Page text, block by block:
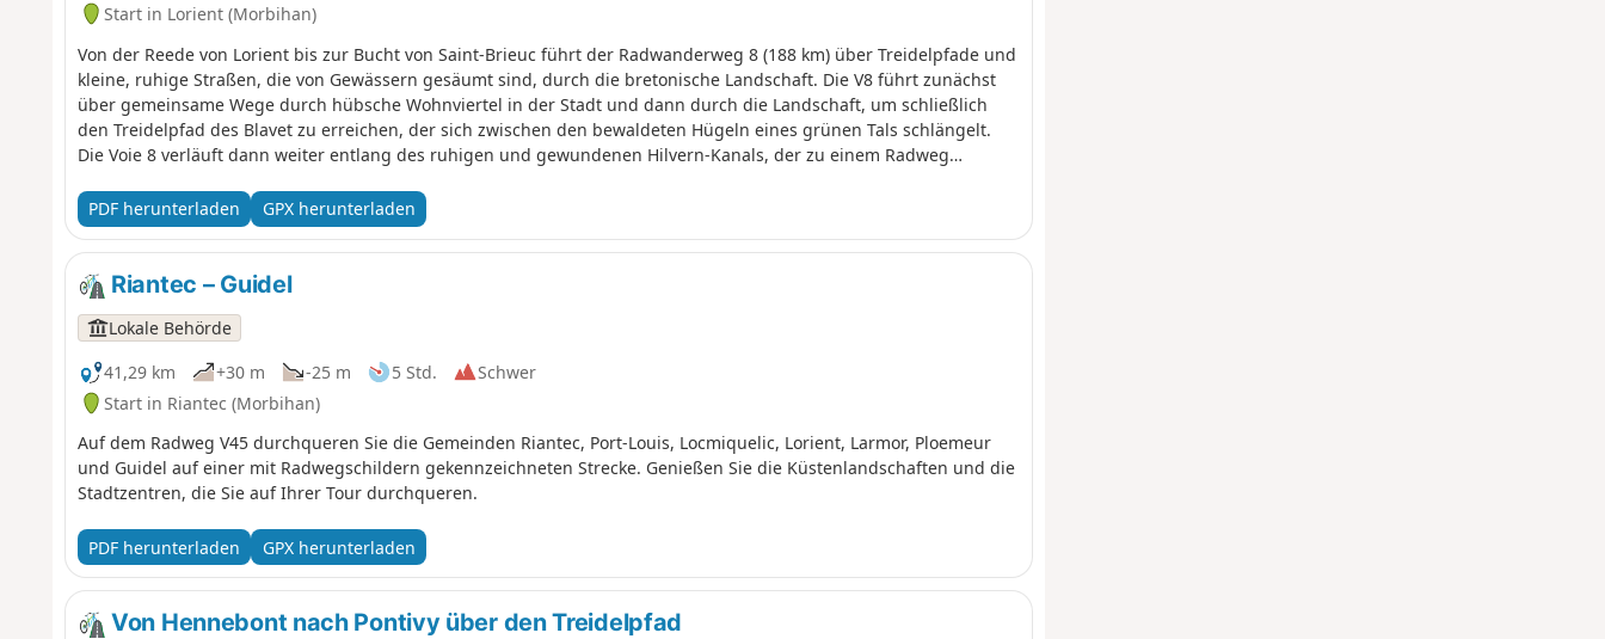
Start in Lorient (Morbihan)
Von der Reede von Lorient bis zur Bucht von Saint-Brieuc führt der Radwanderweg 8 (188 km) über Treidelpfade und
kleine, ruhige Straßen, die von Gewässern gesäumt sind, durch die bretonische Landschaft. Die V8 führt zunächst
über gemeinsame Wege durch hübsche Wohnviertel in der Stadt und dann durch die Landschaft, um schließlich
den Treidelpfad des Blavet zu erreichen, der sich zwischen den bewaldeten Hügeln eines grünen Tals schlängelt.
Die Voie 8 verläuft dann weiter entlang des ruhigen und gewundenen Hilvern-Kanals, der zu einem Radweg
PDF herunterladen
GPX herunterladen
Riantec – Guidel
Lokale Behörde
41,29 km
+30 m -25 m 5 Std.
Schwer
Start in Riantec (Morbihan)
Auf dem Radweg V45 durchqueren Sie die Gemeinden Riantec, Port-Louis, Locmiquelic, Lorient, Larmor, Ploemeur
und Guidel auf einer mit Radwegschildern gekennzeichneten Strecke. Genießen Sie die Küstenlandschaften und die
Stadtzentren, die Sie auf Ihrer Tour durchqueren.
PDF herunterladen GPX herunterladen
Von Hennebont nach Pontivy über den Treidelpfad